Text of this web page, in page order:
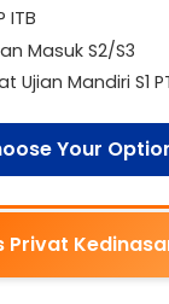
ITB
Masuk S2/S3
Ujian Mandiri S1
Your
Privat